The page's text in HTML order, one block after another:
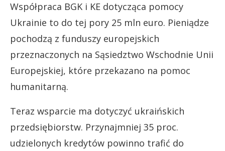
Współpraca BGK i KE dotycząca pomocy
Ukrainie to do tej pory 25 mln euro. Pieniądze
pochodzą z funduszy europejskich
przeznaczonych na Sąsiedztwo Wschodnie Unii
Europejskiej, które przekazano na pomoc
humanitarną.
Teraz wsparcie ma dotyczyć ukraińskich
przedsiębiorstw. Przynajmniej 35 proc.
udzielonych kredytów powinno trafić do